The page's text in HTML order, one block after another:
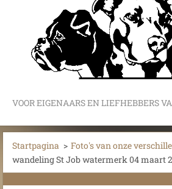
VOOR EIGENAARS EN LIEFHEBBERS
Startpagina > Foto's van onze
wandeling St Job watermerk 04 maart